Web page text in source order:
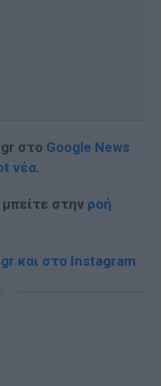
στο Google News
νέα.
μπείτε στην ροή
και στο Instagram